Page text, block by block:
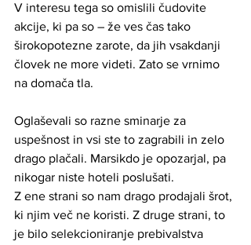
V interesu tega so omislili čudovite
akcije, ki pa so – že ves čas tako
širokopotezne zarote, da jih vsakdanji
človek ne more videti. Zato se vrnimo
na domača tla.
Oglaševali so razne sminarje za
uspešnost in vsi ste to zagrabili in zelo
drago plačali. Marsikdo je opozarjal, pa
nikogar niste hoteli poslušati.
Z ene strani so nam drago prodajali šrot,
ki njim več ne koristi. Z druge strani, to
je bilo selekcioniranje prebivalstva